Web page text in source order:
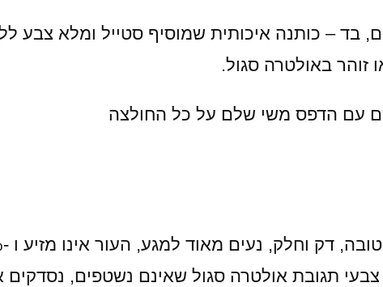
בד – כותנה איכותית שמוסיף סטייל ומלא צבע
זוהר באולטרה סגול.
עם הדפס משי שלם על כל החולצה
תגובת אולטרה סגול שאינם נשטפים, נסדקים